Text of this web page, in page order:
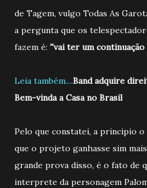
de Tagem, vulgo Todas As
a pergunta que os
fazem é: ''vai ter um
Leia também....Band adquire
Bem-vinda a Casa no Brasil
Pelo que constatei, a principio
que o projeto ganhasse sim
grande prova disso, é o fato de
interprete da personagem